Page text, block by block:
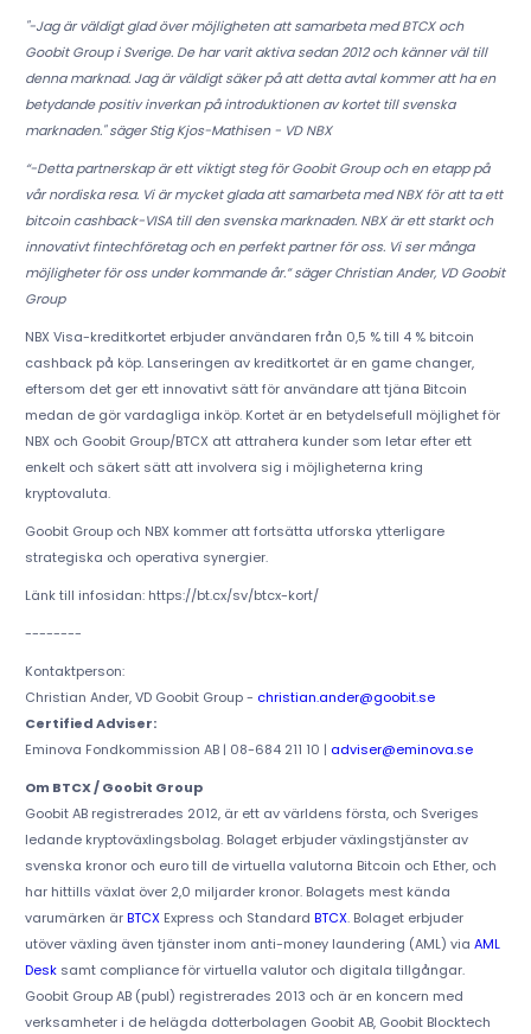
"-Jag är väldigt glad över möjligheten att samarbeta med BTCX och
Goobit Group i Sverige. De har varit aktiva sedan 2012 och känner väl till
denna marknad. Jag är väldigt säker på att detta avtal kommer att ha en
betydande positiv inverkan på introduktionen av kortet till svenska
marknaden." säger Stig Kjos-Mathisen - VD NBX
“-Detta partnerskap är ett viktigt steg för Goobit Group och en etapp på
vår nordiska resa. Vi är mycket glada att samarbeta med NBX för att ta ett
bitcoin cashback-VISA till den svenska marknaden. NBX är ett starkt och
innovativt fintechföretag och en perfekt partner för oss. Vi ser många
möjligheter för oss under kommande år.” säger Christian Ander, VD Goobit
Group
NBX Visa-kreditkortet erbjuder användaren från 0,5 % till 4 % bitcoin
cashback på köp. Lanseringen av kreditkortet är en game changer,
eftersom det ger ett innovativt sätt för användare att tjäna Bitcoin
medan de gör vardagliga inköp. Kortet är en betydelsefull möjlighet för
NBX och Goobit Group/BTCX att attrahera kunder som letar efter ett
enkelt och säkert sätt att involvera sig i möjligheterna kring
kryptovaluta.
Goobit Group och NBX kommer att fortsätta utforska ytterligare
strategiska och operativa synergier.
Länk till infosidan: https://bt.cx/sv/btcx-kort/
--------
Kontaktperson:
Christian Ander, VD Goobit Group - christian.ander@goobit.se
Certified Adviser:
Eminova Fondkommission AB | 08-684 211 10 | adviser@eminova.se
Om BTCX / Goobit Group
Goobit AB registrerades 2012, är ett av världens första, och Sveriges
ledande kryptoväxlingsbolag. Bolaget erbjuder växlingstjänster av
svenska kronor och euro till de virtuella valutorna Bitcoin och Ether, och
har hittills växlat över 2,0 miljarder kronor. Bolagets mest kända
varumärken ärBTCXExpress och Standard BTCX. Bolaget erbjuder
utöver växling även tjänster inom anti-money laundering (AML) via AML
Desksamt compliance för virtuella valutor och digitala tillgångar.
Goobit Group AB (publ) registrerades 2013 och är en koncern med
verksamheter i de helägda dotterbolagen Goobit AB, Goobit Blocktech